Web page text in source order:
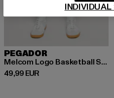
PEGADOR
Melcom Logo Basketball Shorts
49,99 EUR
Derzeitiger Preis: 49,99 EUR